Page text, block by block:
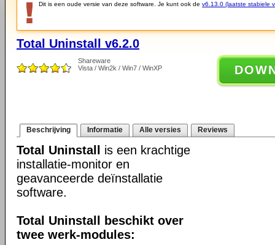
Dit is een oude versie van deze software. Je kunt ook de v6.13.0 (laatste stabiele
Total Uninstall v6.2.0
Shareware
Vista / Win2k / Win7 / WinXP
Beschrijving Informatie Alle versies Reviews
Total Uninstall
is een krachtige
installatie-monitor en
geavanceerde deïnstallatie
software.
Total Uninstall beschikt over
twee werk-modules: